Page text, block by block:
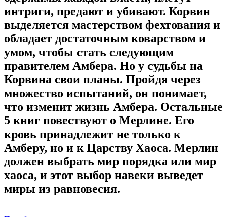
интриги, предают и убивают. Корвин
выделяется мастерством фехтования и
обладает достаточным коварством и
умом, чтобы стать следующим
правителем Амбера. Но у судьбы на
Корвина свои планы. Пройдя через
множество испытаний, он понимает,
что изменит жизнь Амбера. Остальные
5 книг повествуют о Мерлине. Его
кровь принадлежит не только к
Амберу, но и к Царству Хаоса. Мерлин
должен выбрать мир порядка или мир
хаоса, и этот выбор навеки выведет
миры из равновесия.